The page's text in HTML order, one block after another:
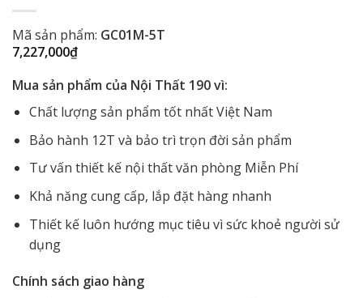
Mã sản phẩm: GC01M-5T
7,227,000₫
Mua sản phẩm của Nội Thất 190 vì:
Chất lượng sản phẩm tốt nhất Việt Nam
Bảo hành 12T và bảo trì trọn đời sản phẩm
Tư vấn thiết kế nội thất văn phòng Miễn Phí
Khả năng cung cấp, lắp đặt hàng nhanh
Thiết kế luôn hướng mục tiêu vì sức khoẻ người sử
dụng
Chính sách giao hàng